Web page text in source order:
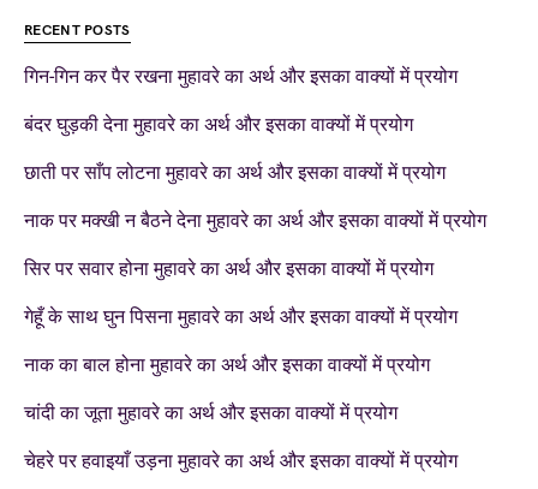
RECENT POSTS
गिन-गिन कर पैर रखना मुहावरे का अर्थ और इसका वाक्यों में प्रयोग
बंदर घुड़की देना मुहावरे का अर्थ और इसका वाक्यों में प्रयोग
छाती पर साँप लोटना मुहावरे का अर्थ और इसका वाक्यों में प्रयोग
नाक पर मक्खी न बैठने देना मुहावरे का अर्थ और इसका वाक्यों में प्रयोग
सिर पर सवार होना मुहावरे का अर्थ और इसका वाक्यों में प्रयोग
गेहूँ के साथ घुन पिसना मुहावरे का अर्थ और इसका वाक्यों में प्रयोग
नाक का बाल होना मुहावरे का अर्थ और इसका वाक्यों में प्रयोग
चांदी का जूता मुहावरे का अर्थ और इसका वाक्यों में प्रयोग
चेहरे पर हवाइयाँ उड़ना मुहावरे का अर्थ और इसका वाक्यों में प्रयोग